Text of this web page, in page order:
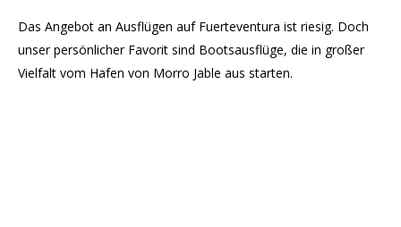
Das Angebot an Ausflügen auf Fuerteventura ist riesig. Doch
unser persönlicher Favorit sind Bootsausflüge, die in großer
Vielfalt vom Hafen von Morro Jable aus starten.